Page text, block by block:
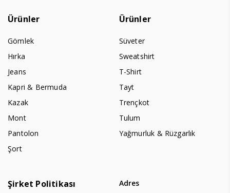
Ürünler
Gömlek
Hırka
Jeans
Kapri & Bermuda
Kazak
Mont
Pantolon
Şort
Ürünler
Süveter
Sweatshirt
T-Shirt
Tayt
Trençkot
Tulum
Yağmurluk & Rüzgarlık
Şirket Politikası
Adres